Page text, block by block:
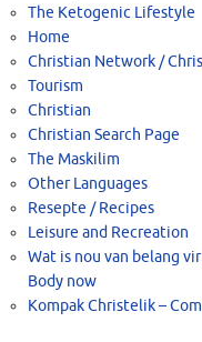
The Ketogenic Lifestyle
Home
Christian Network /
Tourism
Christian
Christian Search Page
The Maskilim
Other Languages
Resepte / Recipes
Leisure and Recreation
Wat is nou van belang
Body now
Kompak Christelik –